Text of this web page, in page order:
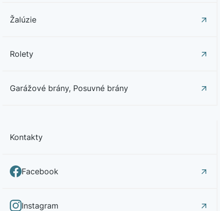
Žalúzie
Rolety
Garážové brány, Posuvné brány
Kontakty
Facebook
Instagram